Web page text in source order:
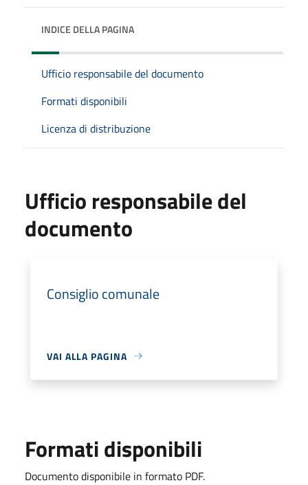
INDICE DELLA PAGINA
Ufficio responsabile del documento
Formati disponibili
Licenza di distribuzione
Ufficio responsabile del
documento
Consiglio comunale
VAI ALLA PAGINA
Formati disponibili
Documento disponibile in formato PDF.